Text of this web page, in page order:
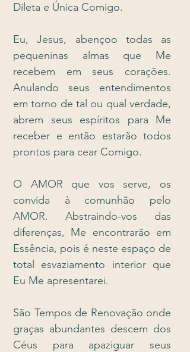
Dileta e Única Comigo.
Eu, Jesus, abençoo todas as
pequeninas almas que Me
recebem em seus corações.
Anulando seus entendimentos
em torno de tal ou qual verdade,
abrem seus espíritos para Me
receber e então estarão todos
prontos para cear Comigo.
O AMOR que vos serve, os
convida à comunhão pelo
AMOR. Abstraindo-vos das
diferenças, Me encontrarão em
Essência, pois é neste espaço de
total esvaziamento interior que
Eu Me apresentarei.
São Tempos de Renovação onde
graças abundantes descem dos
Céus para apaziguar seus